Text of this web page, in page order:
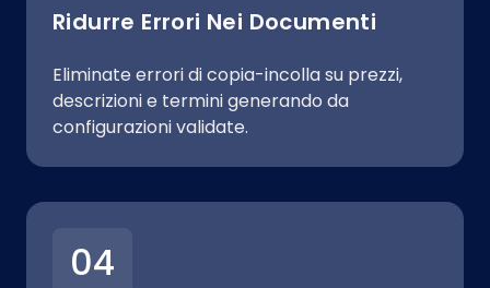
Ridurre Errori Nei Documenti
Eliminate errori di copia-incolla su prezzi,
descrizioni e termini generando da
configurazioni validate.
04